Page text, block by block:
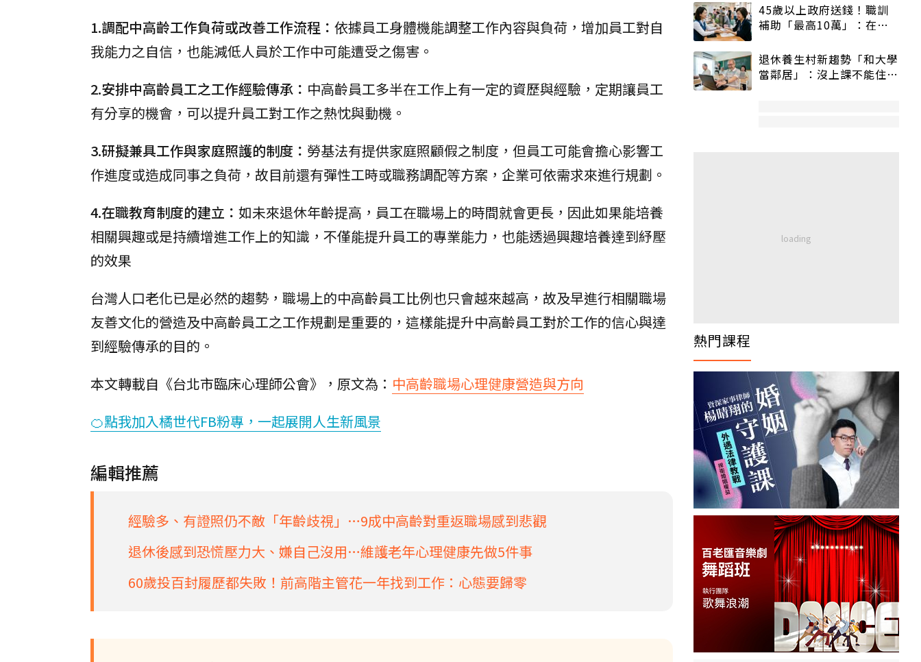
1.調配中高齡工作負荷或改善工作流程： 依據員工身體機能調整工作內容與負荷，增加員工對自
我能力之自信，也能減低人員於工作中可能遭受之傷害。
2.安排中高齡員工之工作經驗傳承： 中高齡員工多半在工作上有一定的資歷與經驗，定期讓員工
有分享的機會，可以提升員工對工作之熱忱與動機。
3.研擬兼具工作與家庭照護的制度： 勞基法有提供家庭照顧假之制度，但員工可能會擔心影響工
作進度或造成同事之負荷，故目前還有彈性工時或職務調配等方案，企業可依需求來進行規劃。
4.在職教育制度的建立： 如未來退休年齡提高，員工在職場上的時間就會更長，因此如果能培養
相關興趣或是持續增進工作上的知識，不僅能提升員工的專業能力，也能透過興趣培養達到紓壓
的效果
台灣人口老化已是必然的趨勢，職場上的中高齡員工比例也只會越來越高，故及早進行相關職場
友善文化的營造及中高齡員工之工作規劃是重要的，這樣能提升中高齡員工對於工作的信心與達
到經驗傳承的目的。
本文轉載自《台北市臨床心理師公會》，原文為： 中高齡職場心理健康營造與方向
🍊點我加入橘世代FB粉專，一起展開人生新風景
編輯推薦
經驗多、有證照仍不敵「年齡歧視」…9成中高齡對重返職場感到悲觀
退休後感到恐慌壓力大、嫌自己沒用…維護老年心理健康先做5件事
60歲投百封履歷都失敗！前高階主管花一年找到工作：心態要歸零
45歲以上政府送錢！職訓
補助「最高10萬」：在
退休養生村新趨勢「和大學
當鄰居」：沒上課不能住、
熱門課程